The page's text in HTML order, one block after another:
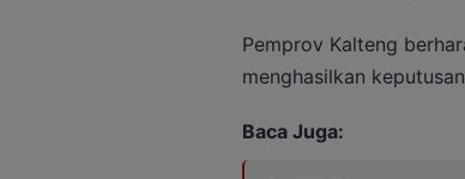
Pemprov Kalteng
menghasilkan
Baca Juga: